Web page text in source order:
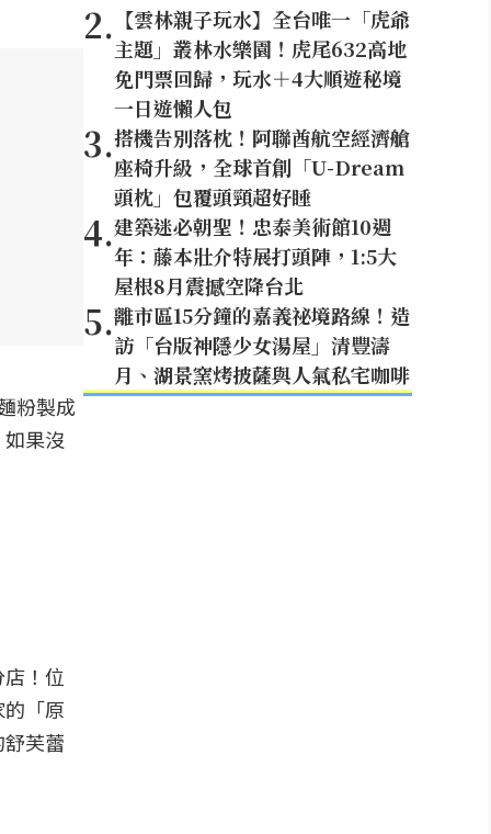
粉製成
果沒
！位
「原
芙蕾
2. 【雲林親子玩水】全台唯一「虎爺
主題」叢林水樂園！虎尾632高地
免門票回歸，玩水＋4大順遊秘境
一日遊懶人包
3.搭機告別落枕！阿聯酋航空經濟艙
座椅升級，全球首創「U-Dream
頭枕」包覆頭頸超好睡
4.建築迷必朝聖！忠泰美術館10週
年：藤本壯介特展打頭陣，1:5大
屋根8月震撼空降台北
5.離市區15分鐘的嘉義祕境路線！造
訪「台版神隱少女湯屋」清豐濤
月、湖景窯烤披薩與人氣私宅咖啡